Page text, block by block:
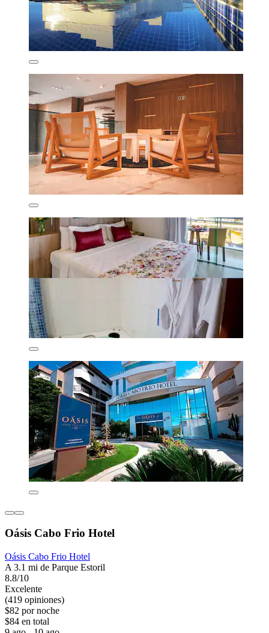
Oásis Cabo Frio Hotel
Oásis Cabo Frio Hotel
A 3.1 mi de Parque Estoril
8.8/10
Excelente
(419 opiniones)
$82 por noche
$84 en total